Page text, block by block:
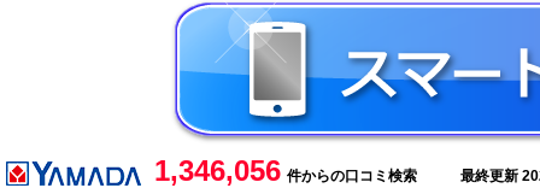
1,346,056 件からの口コミ検索 最終更新